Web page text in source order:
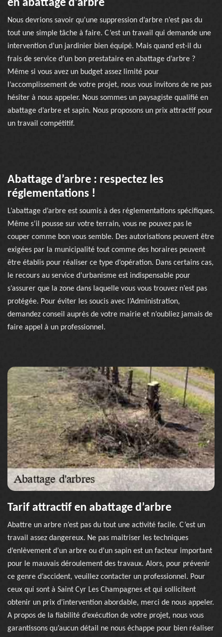
en abattage d’arbre
Nous devrions savoir qu’une suppression d’arbre n’est pas du
tout une simple tâche à faire. C’est un travail qui demande une
intervention d’un jardinier bien équipé. Mais quand est-il du
frais de service d’un bon prestataire en abattage d’arbre ?
Même si vous avez un budget assez limité pour
l’accomplissement de votre projet, nous vous invitons de ne pas
hésiter à nous appeler. Nous sommes un paysagiste qualifié en
abattage d’arbre et sapin. Nous proposons un prix attractif pour
un travail compétitif.
Abattage d’arbre : respectez les
réglementations !
L’abattage d’arbre est soumis à des réglementations spécifiques.
Même s’il pousse sur votre terrain, vous ne pouvez pas le
couper comme bon vous semble. Des autorisations peuvent être
exigées par la municipalité tout comme des horaires peuvent
être établis pour réaliser ce type d’opération. Dans certains cas,
le recours au service d’urbanisme est indispensable pour
s’assurer que la zone dans laquelle vous vous trouvez n’est pas
protégée. Pour éviter les soucis avec l’Administration,
demandez conseil auprès de votre mairie et n’oubliez jamais de
faire appel à un professionnel.
Tarif attractif en abattage d’arbre
Abattre un arbre n’est pas du tout une activité facile. C’est un
travail assez dangereux. Ne pas maitriser les techniques
d’enlèvement d’un arbre ou d’un sapin est un facteur important
pour le mauvais déroulement des travaux. Alors, pour prévenir
ce genre d’accident, veuillez contacter un professionnel. Pour
ceux qui sont à Saint Cyr Les Champagnes et qui sollicitent
obtenir un prix d’intervention abordable, merci de nous appeler.
A propos de la fiabilité d’exécution de votre projet, nous vous
garantissons qu’aucun détail ne nous échappe pour bien réaliser